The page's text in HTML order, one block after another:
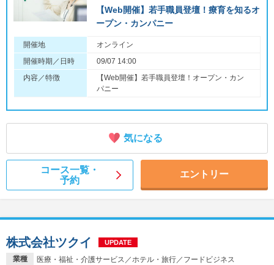
【Web開催】若手職員登壇！療育を知るオ
ープン・カンパニー
開催地
オンライン
開催時期／日時
09/07 14:00
内容／特徴
【Web開催】若手職員登壇！オープン・カン
パニー
気になる
コース一覧・
予約
エントリー
業種 医療・福祉・介護サービス／ホテル・旅行／フードビジネス
株式会社ツクイ UPDATE